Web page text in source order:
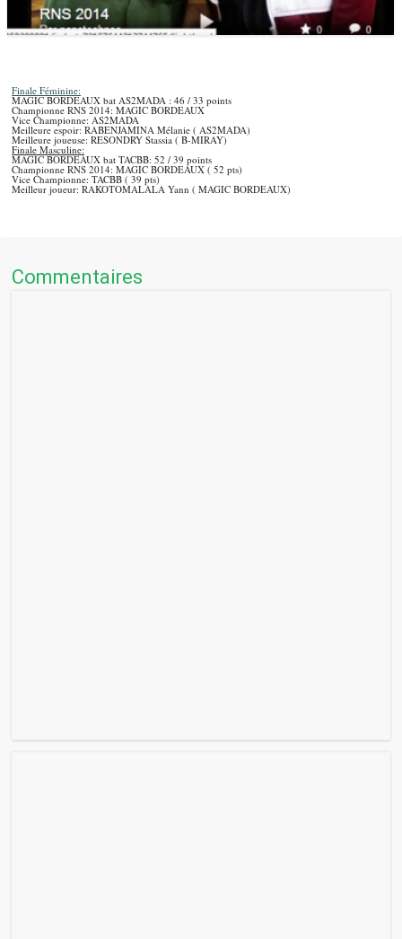
Finale Féminine:
MAGIC BORDEAUX bat AS2MADA : 46 / 33 points
Championne RNS 2014: MAGIC BORDEAUX
Vice Championne: AS2MADA
Meilleure espoir: RABENJAMINA Mélanie ( AS2MADA)
Meilleure joueuse: RESONDRY Stassia ( B-MIRAY)
Finale Masculine:
MAGIC BORDEAUX bat TACBB: 52 / 39 points
Championne RNS 2014: MAGIC BORDEAUX ( 52 pts)
Vice Championne: TACBB ( 39 pts)
Meilleur joueur: RAKOTOMALALA Yann ( MAGIC BORDEAUX)
Commentaires